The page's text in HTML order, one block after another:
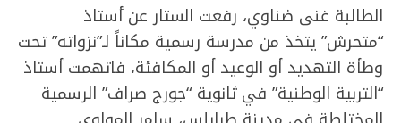
الطالبة غنى ضناوي، رفعت الستار عن أستاذ
“متحرش” يتخذ من مدرسة رسمية مكاناً لـ”نزواته” تحت
وطأة التهديد أو الوعيد أو المكافئة، فاتهمت أستاذ
“التربية الوطنية” في ثانوية “جورج صراف” الرسمية